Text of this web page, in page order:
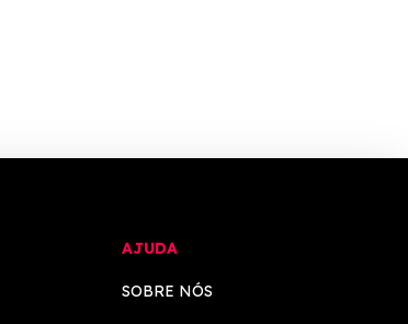
AJUDA
SOBRE NÓS